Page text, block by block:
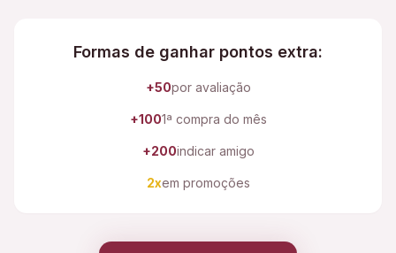
Formas de ganhar pontos extra:
+50por avaliação
+1001ª compra do mês
+200indicar amigo
2xem promoções